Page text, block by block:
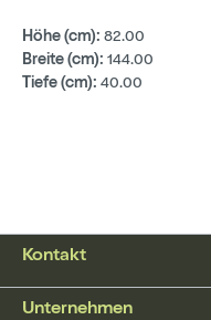
Höhe (cm): 82.00
Breite (cm): 144.00
Tiefe (cm): 40.00
Kontakt
Unternehmen